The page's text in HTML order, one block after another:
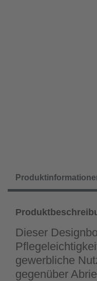
Dieser
gewerbliche
gegenüber